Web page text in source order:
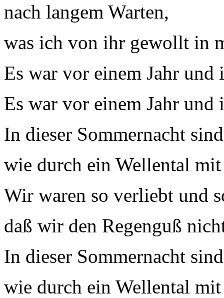
nach langem Warten,
was ich von ihr gewollt in
Es war vor einem Jahr und
Es war vor einem Jahr und
In dieser Sommernacht
wie durch ein Wellental
Wir waren so verliebt und
daß wir den Regenguß
In dieser Sommernacht
wie durch ein Wellental